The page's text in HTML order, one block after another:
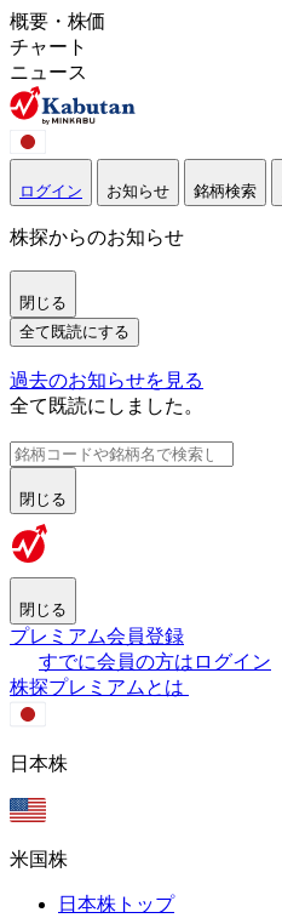
概要・株価
チャート
ニュース
ログイン お知らせ 銘柄検索
株探からのお知らせ
閉じる
全て既読にする
過去のお知らせを見る
全て既読にしました。
閉じる
閉じる
プレミアム会員登録
すでに会員の方はログイン
株探プレミアムとは
日本株
米国株
日本株トップ